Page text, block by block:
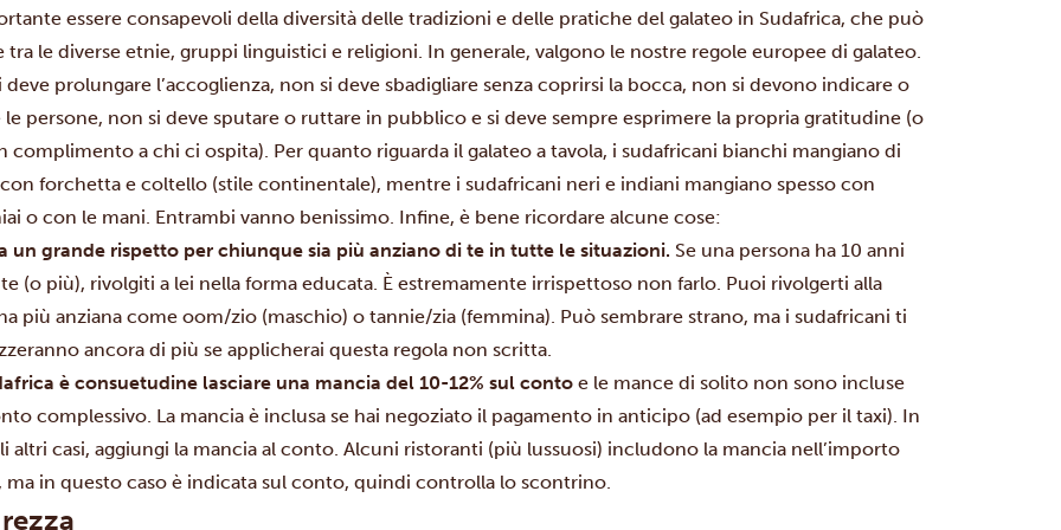
essere consapevoli della diversità delle tradizioni e delle pratiche del galateo in Sudafrica, che può
tra le diverse etnie, gruppi linguistici e religioni. In generale, valgono le nostre regole europee di galateo.
deve prolungare l’accoglienza, non si deve sbadigliare senza coprirsi la bocca, non si devono indicare o
le persone, non si deve sputare o ruttare in pubblico e si deve sempre esprimere la propria gratitudine (o
complimento a chi ci ospita). Per quanto riguarda il galateo a tavola, i sudafricani bianchi mangiano di
forchetta e coltello (stile continentale), mentre i sudafricani neri e indiani mangiano spesso con
o con le mani. Entrambi vanno benissimo. Infine, è bene ricordare alcune cose:
un grande rispetto per chiunque sia più anziano di te in tutte le situazioni. Se una persona ha 10 anni
(o più), rivolgiti a lei nella forma educata. È estremamente irrispettoso non farlo. Puoi rivolgerti alla
più anziana come oom/zio (maschio) o tannie/zia (femmina). Può sembrare strano, ma i sudafricani ti
ancora di più se applicherai questa regola non scritta.
è consuetudine lasciare una mancia del 10-12% sul contoe le mance di solito non sono incluse
complessivo. La mancia è inclusa se hai negoziato il pagamento in anticipo (ad esempio per il taxi). In
altri casi, aggiungi la mancia al conto. Alcuni ristoranti (più lussuosi) includono la mancia nell’importo
ma in questo caso è indicata sul conto, quindi controlla lo scontrino.